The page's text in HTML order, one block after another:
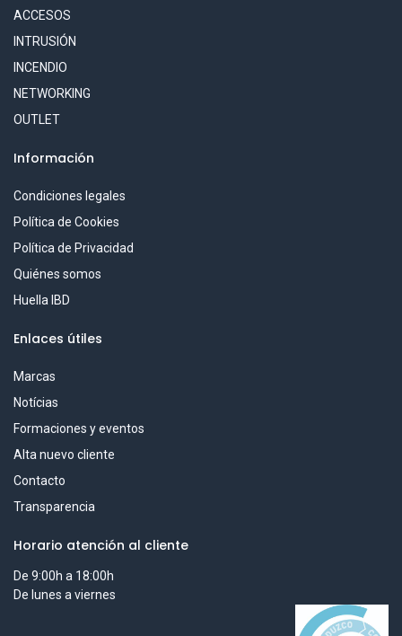
ACCESOS
INTRUSIÓN
INCENDIO
NETWORKING
OUTLET
Información
Condiciones legales
Política de Cookies
Política de Privacidad
Quiénes somos
Huella IBD
Enlaces útiles
Marcas
Notícias
Formaciones y eventos
Alta nuevo cliente
Contacto
Transparencia
Horario atención al cliente
De 9:00h a 18:00h
De lunes a viernes